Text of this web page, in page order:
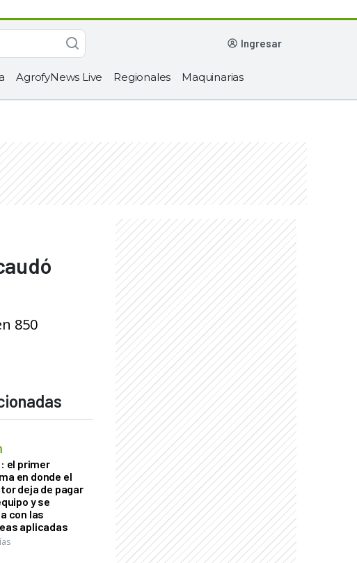
ingresar
AgrofyNews Live Regionales Maquinarias
850
el primer
en donde el
deja de pagar
y se
con las
aplicadas